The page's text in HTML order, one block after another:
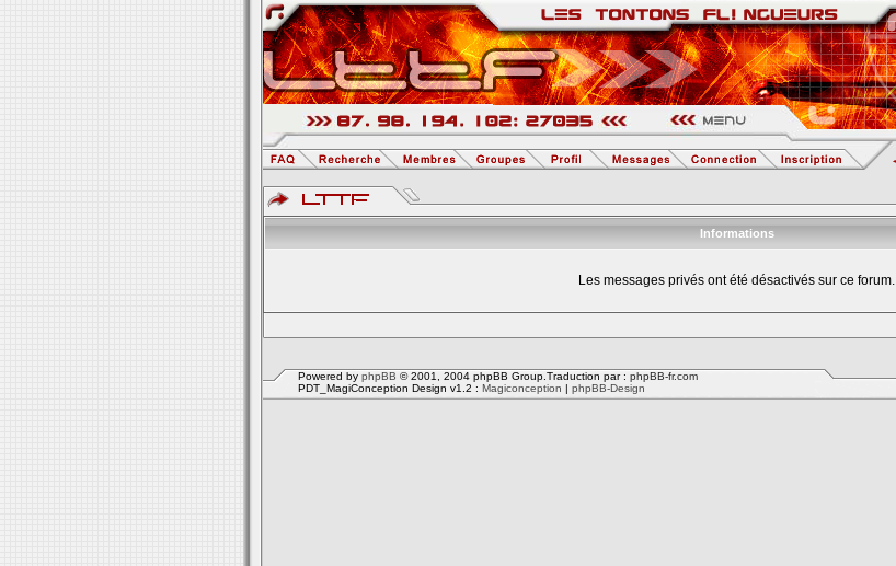
Informations
Les messages privés ont été désactivés sur ce forum.
Powered by phpBB © 2001, 2004 phpBB Group.Traduction par : phpBB-fr.com
PDT_MagiConception Design v1.2 : Magiconception | phpBB-Design